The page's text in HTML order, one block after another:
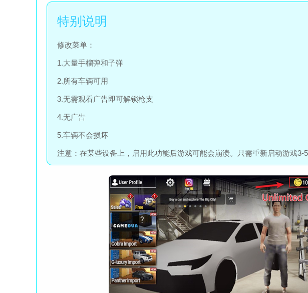
修改菜单：
1.大量手榴弹和子弹
2.所有车辆可用
3.无需观看广告即可解锁枪支
4.无广告
5.车辆不会损坏
注意：在某些设备上，启用此功能后游戏可能会崩溃。只需重新启动游戏3-5